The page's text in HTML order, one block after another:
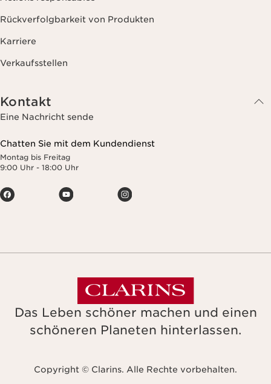
Rückverfolgbarkeit von Produkten
Karriere
Verkaufsstellen
Kontakt
Eine Nachricht sende
Chatten Sie mit dem Kundendienst
Montag bis Freitag
9:00 Uhr - 18:00 Uhr
Das Leben schöner machen und einen
schöneren Planeten hinterlassen.
Copyright © Clarins. Alle Rechte vorbehalten.